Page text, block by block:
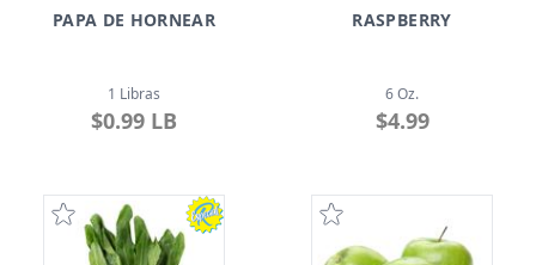
PAPA DE HORNEAR
1 Libras
$0.99 LB
RASPBERRY
6 Oz.
$4.99